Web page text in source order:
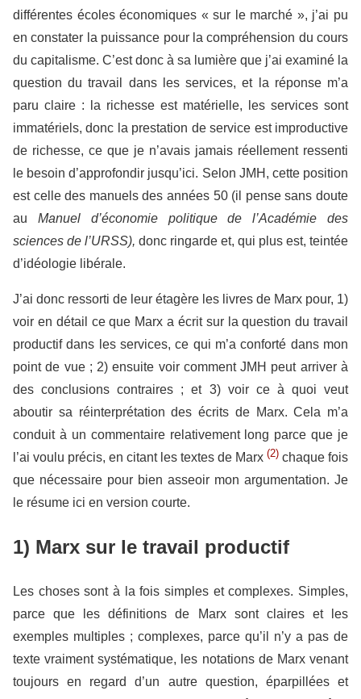
différentes écoles économiques « sur le marché », j’ai pu
en constater la puissance pour la compréhension du cours
du capitalisme. C’est donc à sa lumière que j’ai examiné la
question du travail dans les services, et la réponse m’a
paru claire : la richesse est matérielle, les services sont
immatériels, donc la prestation de service est improductive
de richesse, ce que je n’avais jamais réellement ressenti
le besoin d’approfondir jusqu’ici. Selon JMH, cette position
est celle des manuels des années 50 (il pense sans doute
au Manuel d’économie politique de l’Académie des
sciences de l’URSS), donc ringarde et, qui plus est, teintée
d’idéologie libérale.
J’ai donc ressorti de leur étagère les livres de Marx pour, 1)
voir en détail ce que Marx a écrit sur la question du travail
productif dans les services, ce qui m’a conforté dans mon
point de vue ; 2) ensuite voir comment JMH peut arriver à
des conclusions contraires ; et 3) voir ce à quoi veut
aboutir sa réinterprétation des écrits de Marx. Cela m’a
conduit à un commentaire relativement long parce que je
l’ai voulu précis, en citant les textes de Marx (2) chaque fois
que nécessaire pour bien asseoir mon argumentation. Je
le résume ici en version courte.
1) Marx sur le travail productif
Les choses sont à la fois simples et complexes. Simples,
parce que les définitions de Marx sont claires et les
exemples multiples ; complexes, parce qu’il n’y a pas de
texte vraiment systématique, les notations de Marx venant
toujours en regard d’un autre question, éparpillées et